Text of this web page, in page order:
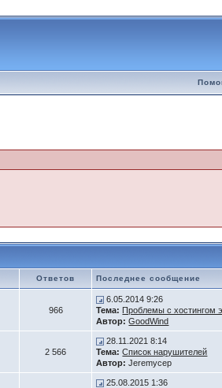
Ответов Последнее сообщение
966
6.05.2014 9:26
Тема: Проблемы с хостингом
Автор: GoodWind
2 566
28.11.2021 8:14
Тема: Список нарушителей
Автор: Jeremycep
25.08.2015 1:36